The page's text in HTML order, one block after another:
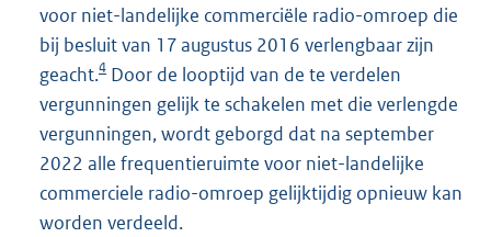
voor niet-landelijke commerciële radio-omroep die
bij besluit van 17 augustus 2016 verlengbaar zijn
geacht.4 Door de looptijd van de te verdelen
vergunningen gelijk te schakelen met die verlengde
vergunningen, wordt geborgd dat na september
2022 alle frequentieruimte voor niet-landelijke
commerciele radio-omroep gelijktijdig opnieuw kan
worden verdeeld.